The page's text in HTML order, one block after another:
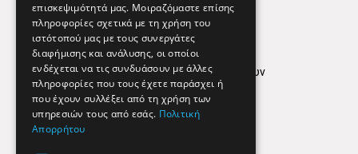
Απόρρητο
Όροι Χρήσης
Πολιτική προστασίας δεδομένων
Findhere
επισκεψιμότητά μας. Μοιραζόμαστε επίσης
πληροφορίες σχετικά με τη χρήση του
ιστότοπού μας με τους συνεργάτες
διαφήμισης και ανάλυσης, οι οποίοι
ενδέχεται να τις συνδυάσουν με άλλες
πληροφορίες που τους έχετε παράσχει ή
που έχουν συλλέξει από τη χρήση των
υπηρεσιών τους από εσάς. Πολιτική
Απορρήτου